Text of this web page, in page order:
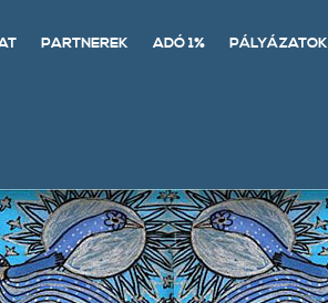
PARTNEREK ADÓ 1% PÁLYÁZATOK